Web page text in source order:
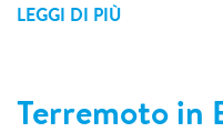
LEGGI DI PIÙ
Terremoto in